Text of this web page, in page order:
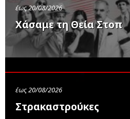
έως 20/08/2026
Χάσαμε τη Θεία Στοπ
έως 20/08/2026
Στρακαστρούκες